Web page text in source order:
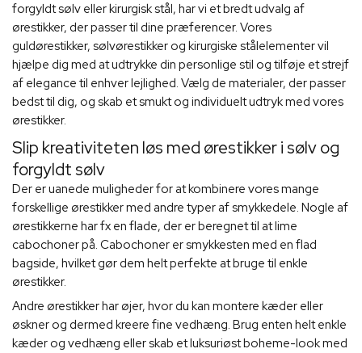
forgyldt sølv eller kirurgisk stål, har vi et bredt udvalg af
ørestikker, der passer til dine præferencer. Vores
guldørestikker, sølvørestikker og kirurgiske stålelementer vil
hjælpe dig med at udtrykke din personlige stil og tilføje et strejf
af elegance til enhver lejlighed. Vælg de materialer, der passer
bedst til dig, og skab et smukt og individuelt udtryk med vores
ørestikker.
Slip kreativiteten løs med ørestikker i sølv og
forgyldt sølv
Der er uanede muligheder for at kombinere vores mange
forskellige ørestikker med andre typer af smykkedele. Nogle af
ørestikkerne har fx en flade, der er beregnet til at lime
cabochoner på. Cabochoner er smykkesten med en flad
bagside, hvilket gør dem helt perfekte at bruge til enkle
ørestikker.
Andre ørestikker har øjer, hvor du kan montere kæder eller
øskner og dermed kreere fine vedhæng. Brug enten helt enkle
kæder og vedhæng eller skab et luksuriøst boheme-look med